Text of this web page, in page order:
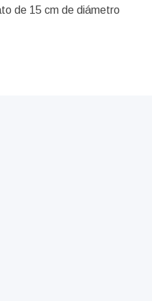
de 15 cm de diámetro